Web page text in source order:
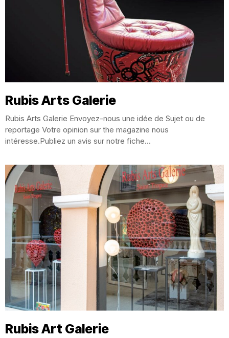
Rubis Arts Galerie
Rubis Arts Galerie Envoyez-nous une idée de Sujet ou de
reportage Votre opinion sur the magazine nous
intéresse.Publiez un avis sur notre fiche...
Rubis Art Galerie